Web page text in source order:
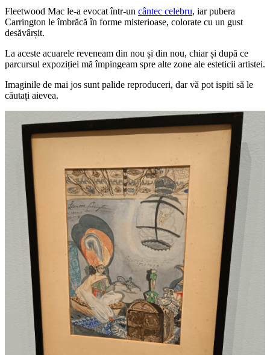
Fleetwood Mac le-a evocat într-un cântec celebru, iar pubera
Carrington le îmbrăcă în forme misterioase, colorate cu un gust
desăvârșit.
La aceste acuarele reveneam din nou și din nou, chiar și după ce
parcursul expoziției mă împingeam spre alte zone ale esteticii artistei.
Imaginile de mai jos sunt palide reproduceri, dar vă pot ispiti să le
căutați aievea.